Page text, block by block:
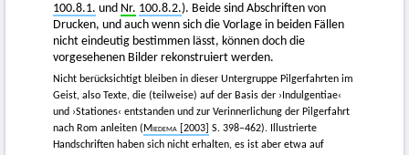
100.8.1. und Nr. 100.8.2.). Beide sind Abschriften von
Drucken, und auch wenn sich die Vorlage in beiden Fällen
nicht eindeutig bestimmen lässt, können doch die
vorgesehenen Bilder rekonstruiert werden.
Nicht berücksichtigt bleiben in dieser Untergruppe Pilgerfahrten im
Geist, also Texte, die (teilweise) auf der Basis der ›Indulgentiae‹
und ›Stationes‹ entstanden und zur Verinnerlichung der Pilgerfahrt
nach Rom anleiten (Miedema [2003] S. 398–462). Illustrierte
Handschriften haben sich nicht erhalten, es ist aber etwa auf